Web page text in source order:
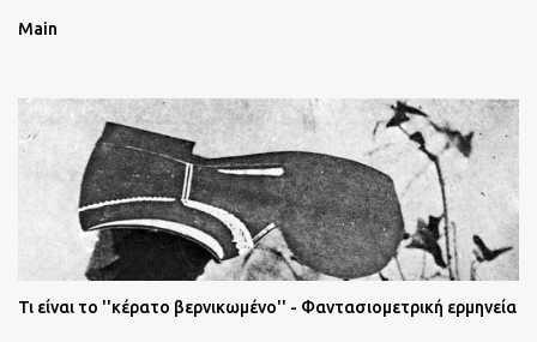
Main
Τι είναι το ''κέρατο βερνικωμένο'' - Φαντασιομετρική ερμηνεία